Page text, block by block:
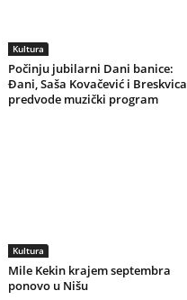
Kultura
Počinju jubilarni Dani banice:
Đani, Saša Kovačević i Breskvica
predvode muzički program
Kultura
Mile Kekin krajem septembra
ponovo u Nišu